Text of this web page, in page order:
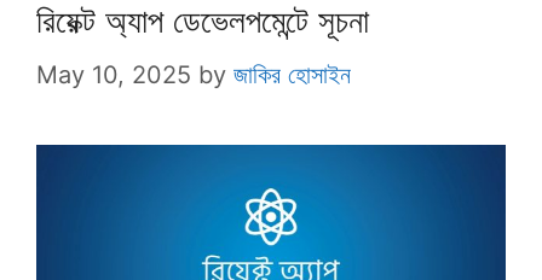
রিয়েক্ট অ্যাপ ডেভেলপমেন্টে সূচনা
May 10, 2025 by জাকির হোসাইন